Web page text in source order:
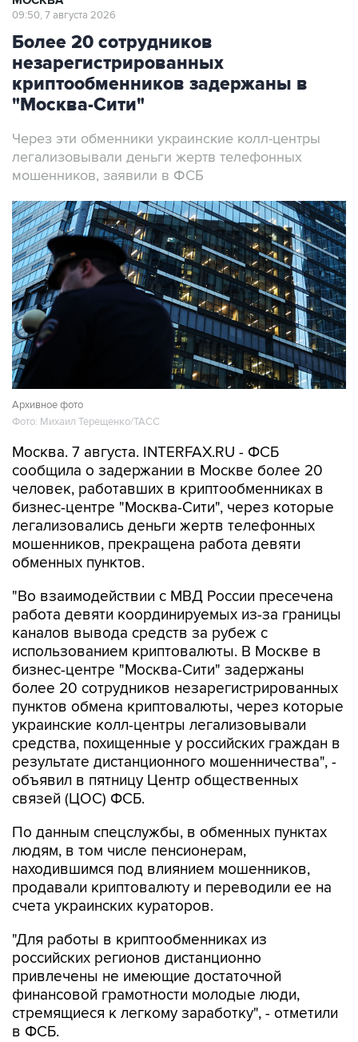
09:50, 7 августа 2026
Более 20 сотрудников
незарегистрированных
криптообменников задержаны в
"Москва-Сити"
Через эти обменники украинские колл-центры
легализовывали деньги жертв телефонных
мошенников, заявили в ФСБ
Архивное фото
Фото: Михаил Терещенко/ТАСС
Москва. 7 августа. INTERFAX.RU - ФСБ
сообщила о задержании в Москве более 20
человек, работавших в криптообменниках в
бизнес-центре "Москва-Сити", через которые
легализовались деньги жертв телефонных
мошенников, прекращена работа девяти
обменных пунктов.
"Во взаимодействии с МВД России пресечена
работа девяти координируемых из-за границы
каналов вывода средств за рубеж с
использованием криптовалюты. В Москве в
бизнес-центре "Москва-Сити" задержаны
более 20 сотрудников незарегистрированных
пунктов обмена криптовалюты, через которые
украинские колл-центры легализовывали
средства, похищенные у российских граждан в
результате дистанционного мошенничества", -
объявил в пятницу Центр общественных
связей (ЦОС) ФСБ.
По данным спецслужбы, в обменных пунктах
людям, в том числе пенсионерам,
находившимся под влиянием мошенников,
продавали криптовалюту и переводили ее на
счета украинских кураторов.
"Для работы в криптообменниках из
российских регионов дистанционно
привлечены не имеющие достаточной
финансовой грамотности молодые люди,
стремящиеся к легкому заработку", - отметили
в ФСБ.